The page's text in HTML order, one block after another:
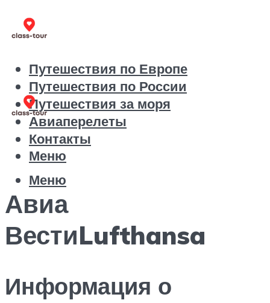
Путешествия по Европе
Путешествия по России
Путешествия за моря
Авиаперелеты
Контакты
Меню
Меню
Авиа
ВестиLufthansa
Информация о